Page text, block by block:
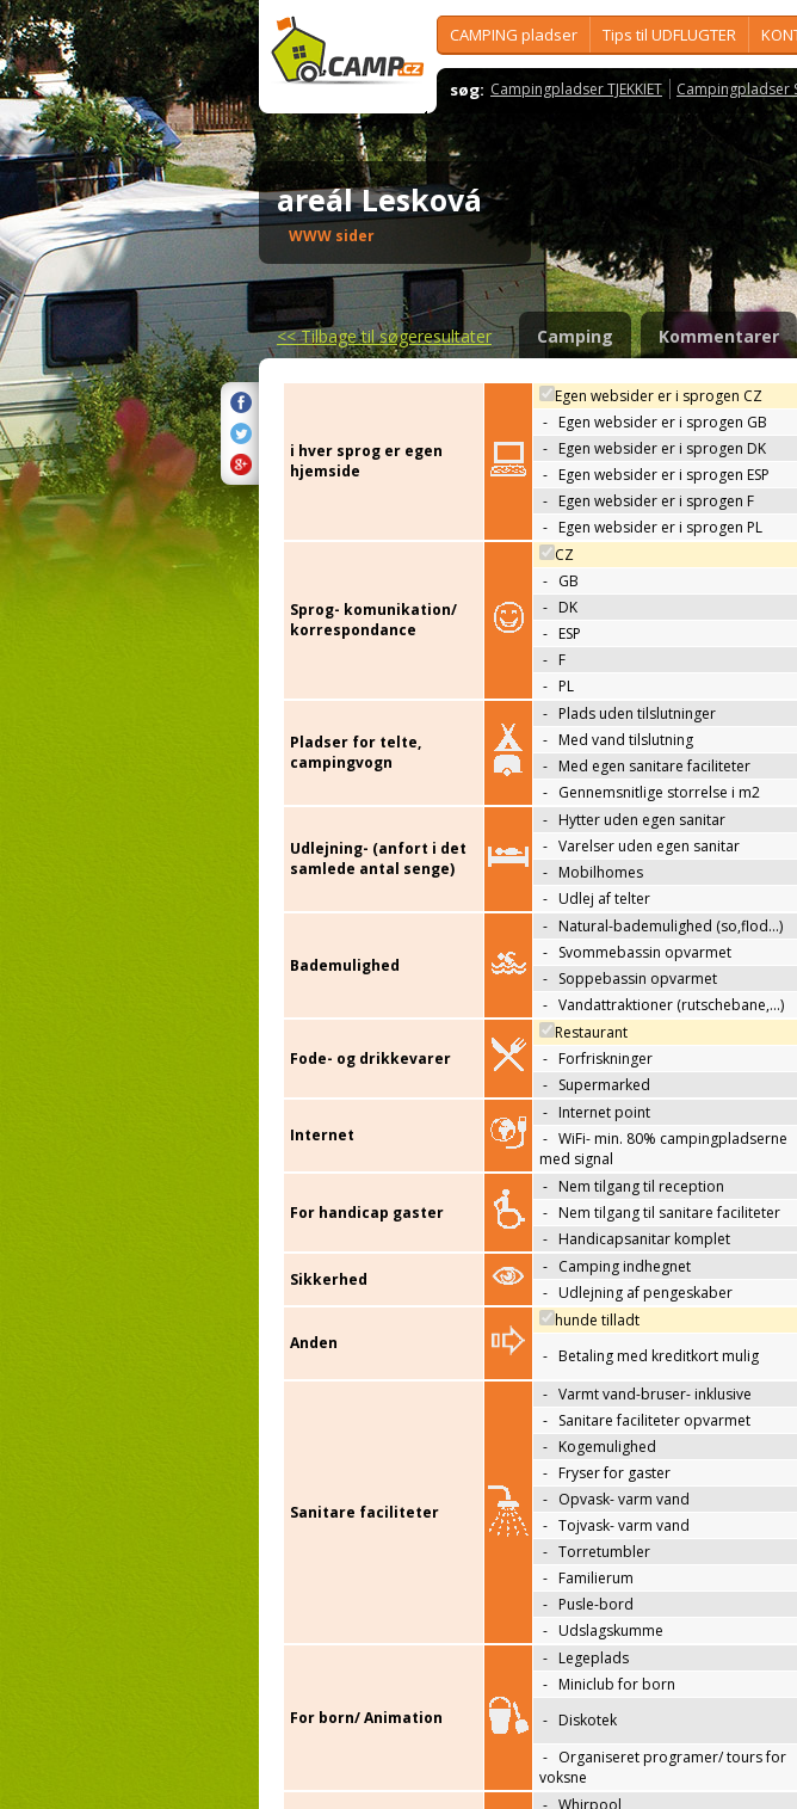
CAMPING pladser Tips til UDFLUGTER
søg: Campingpladser TJEKKIET Campingpladser
areál Lesková
WWW sider
<<Tilbage til søgeresultater Camping Kommentarer
i hver sprog er egen
hjemside
Egen websider er i sprogen CZ
- Egen websider er i sprogen GB
- Egen websider er i sprogen DK
- Egen websider er i sprogen ESP
- Egen websider er i sprogen F
- Egen websider er i sprogen PL
Sprog- komunikation/
korrespondance
CZ
- GB
- DK
- ESP
- F
- PL
Pladser for telte,
campingvogn
- Plads uden tilslutninger
- Med vand tilslutning
- Med egen sanitare faciliteter
- Gennemsnitlige storrelse i m2
Udlejning- (anfort i det
samlede antal senge)
- Hytter uden egen sanitar
- Varelser uden egen sanitar
- Mobilhomes
- Udlej af telter
Bademulighed
- Natural-bademulighed (so,flod...)
- Svommebassin opvarmet
- Soppebassin opvarmet
- Vandattraktioner (rutschebane,…)
Fode- og drikkevarer
Restaurant
- Forfriskninger
- Supermarked
Internet
- Internet point
- WiFi- min. 80% campingpladserne
med signal
For handicap gaster
- Nem tilgang til reception
- Nem tilgang til sanitare faciliteter
- Handicapsanitar komplet
Sikkerhed
- Camping indhegnet
- Udlejning af pengeskaber
Anden
hunde tilladt
- Betaling med kreditkort mulig
Sanitare faciliteter
- Varmt vand-bruser- inklusive
- Sanitare faciliteter opvarmet
- Kogemulighed
- Fryser for gaster
- Opvask- varm vand
- Tojvask- varm vand
- Torretumbler
- Familierum
- Pusle-bord
- Udslagskumme
For born/ Animation
- Legeplads
- Miniclub for born
- Diskotek
- Organiseret programer/ tours for
voksne